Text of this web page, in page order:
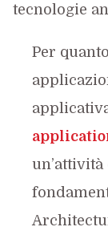
tecnologie
Per